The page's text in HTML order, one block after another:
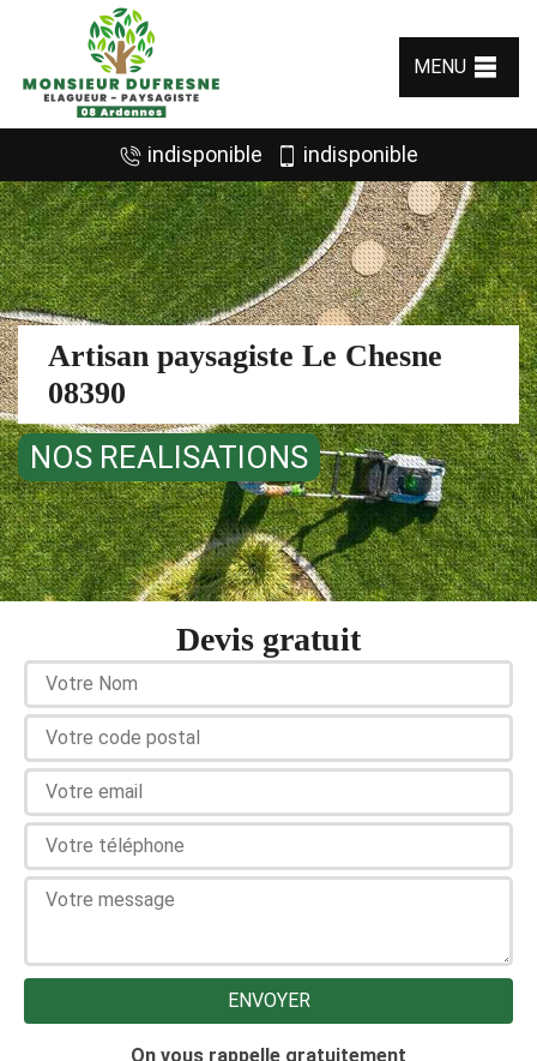
MENU
indisponible indisponible
Artisan paysagiste Le Chesne
08390
NOS REALISATIONS
Devis gratuit
On vous rappelle gratuitement